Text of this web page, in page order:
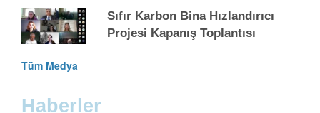
Sıfır Karbon Bina Hızlandırıcı
Projesi Kapanış Toplantısı
Tüm Medya
Haberler